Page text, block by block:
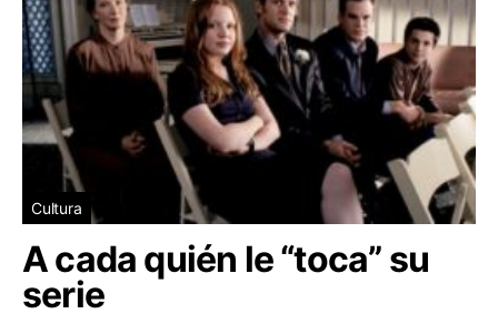
Cultura
A cada quién le “toca” su
serie